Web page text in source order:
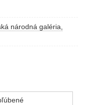
národná galéria,